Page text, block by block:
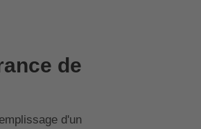
de
d'un